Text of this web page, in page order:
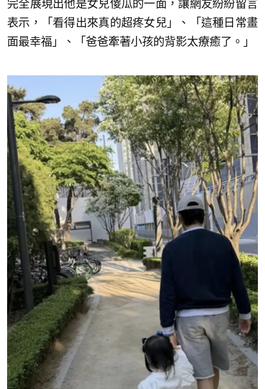
完全展現出他是女兒傻瓜的一面，讓網友紛紛留言
表示，「看得出來真的超疼女兒」、「這種日常畫
面最幸福」、「爸爸牽著小孩的背影太療癒了。」